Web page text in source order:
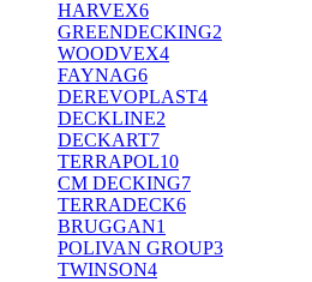
HARVEX6
GREENDECKING2
WOODVEX4
FAYNAG6
DEREVOPLAST4
DECKLINE2
DECKART7
TERRAPOL10
CM DECKING7
TERRADECK6
BRUGGAN1
POLIVAN GROUP3
TWINSON4